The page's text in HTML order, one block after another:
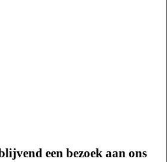
een bezoek aan ons